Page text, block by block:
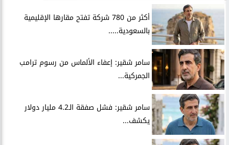
أكثر من 780 شركة تفتح مقارها الإقليمية
بالسعودية.....
سامر شقير: إعفاء الألماس من رسوم ترامب
الجمركية...
سامر شقير: فشل صفقة الـ4.2 مليار دولار
يكشف...